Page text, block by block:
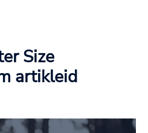
Size
artikleid